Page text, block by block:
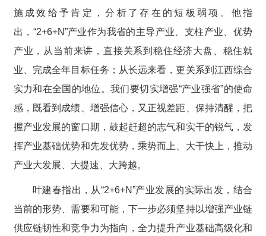
施成效给予肯定，分析了存在的短板弱项。他指
出，“2+6+N”产业作为我省的主导产业、支柱产业、优势
产业，从当前来讲，直接关系到稳住经济大盘、稳住就
业、完成全年目标任务；从长远来看，更关系到江西综合
实力和在全国的地位。我们要切实增强“产业强省”的使命
感，既看到成绩、增强信心，又正视差距、保持清醒，把
握产业发展的窗口期，鼓起赶超的志气和实干的锐气，发
挥产业基础优势和先发优势，乘势而上、大干快上，推动
产业大发展、大提速、大跨越。
叶建春指出，从“2+6+N”产业发展的实际出发，结合
当前的形势、需要和可能，下一步必须坚持以增强产业链
供应链韧性和竞争力为指向，全力提升产业基础高级化和